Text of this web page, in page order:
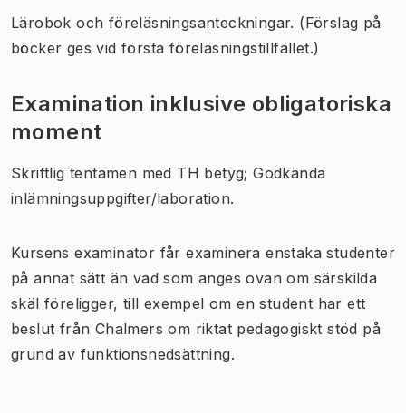
Lärobok och föreläsningsanteckningar. (Förslag på
böcker ges vid första föreläsningstillfället.)
Examination inklusive obligatoriska
moment
Skriftlig tentamen med TH betyg; Godkända
inlämningsuppgifter/laboration.
Kursens examinator får examinera enstaka studenter
på annat sätt än vad som anges ovan om särskilda
skäl föreligger, till exempel om en student har ett
beslut från Chalmers om riktat pedagogiskt stöd på
grund av funktionsnedsättning.